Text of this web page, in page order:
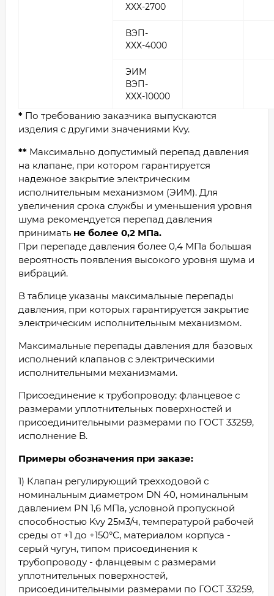
ХХХ-2700
ВЭП-
ХХХ-4000
ЭИМ
ВЭП-
ХХХ-10000
* По требованию заказчика выпускаются
изделия с другими значениями Kvу.
** Максимально допустимый перепад давления
на клапане, при котором гарантируется
надежное закрытие электрическим
исполнительным механизмом (ЭИМ). Для
увеличения срока службы и уменьшения уровня
шума рекомендуется перепад давления
принимать не более 0,2 МПа.
При перепаде давления более 0,4 МПа большая
вероятность появления высокого уровня шума и
вибраций.
В таблице указаны максимальные перепады
давления, при которых гарантируется закрытие
электрическим исполнительным механизмом.
Максимальные перепады давления для базовых
исполнений клапанов с электрическими
исполнительными механизмами.
Присоединение к трубопроводу: фланцевое с
размерами уплотнительных поверхностей и
присоединительными размерами по ГОСТ 33259,
исполнение B.
Примеры обозначения при заказе:
1) Клапан регулирующий трехходовой с
номинальным диаметром DN 40, номинальным
давлением PN 1,6 МПа, условной пропускной
способностью Kvy 25м3/ч, температурой рабочей
среды от +1 до +150°С, материалом корпуса -
серый чугун, типом присоединения к
трубопроводу - фланцевым с размерами
уплотнительных поверхностей,
присоединительными размерами по ГОСТ 33259,